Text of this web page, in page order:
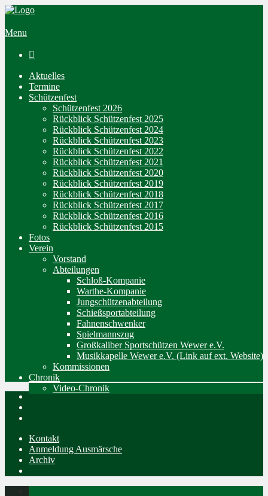
Menu

Aktuelles
Termine
Schützenfest
Schützenfest 2026
Rückblick Schützenfest 2025
Rückblick Schützenfest 2024
Rückblick Schützenfest 2023
Rückblick Schützenfest 2022
Rückblick Schützenfest 2021
Rückblick Schützenfest 2020
Rückblick Schützenfest 2019
Rückblick Schützenfest 2018
Rückblick Schützenfest 2017
Rückblick Schützenfest 2016
Rückblick Schützenfest 2015
Fotos
Verein
Vorstand
Abteilungen
Schloß-Kompanie
Warthe-Kompanie
Jungschützenabteilung
Schießsportabteilung
Fahnenschwenker
Spielmannszug
Großkaliber Sportschützen Wewer e.V.
Musikkapelle Wewer e.V. (Link auf ext. Website)
Kommissionen
Chronik
Video-Chronik
Kontakt
Anmeldung Ausmärsche
Archiv